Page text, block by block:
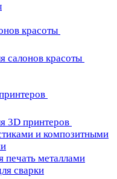
красоты
салонов красоты
3D принтеров
и композитными
печать металлами
сварки